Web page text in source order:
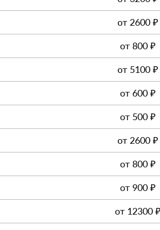
от 2600 ₽
от 800 ₽
от 5100 ₽
от 600 ₽
от 500 ₽
от 2600 ₽
от 800 ₽
от 900 ₽
от 12300 ₽